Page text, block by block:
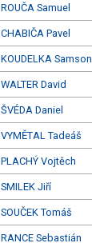
ROUČA Samuel
CHABIČA Pavel
KOUDELKA Samson
WALTER David
ŠVÉDA Daniel
VYMĚTAL Tadeáš
PLACHÝ Vojtěch
SMILEK Jiří
SOUČEK Tomáš
RANCE Sebastián